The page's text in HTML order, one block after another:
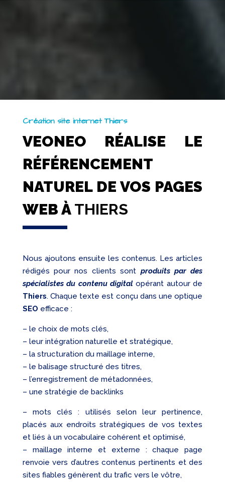
Création site internet Thiers
VEONEO RÉALISE LE
RÉFÉRENCEMENT
NATUREL DE VOS PAGES
WEB À THIERS
Nous ajoutons ensuite les contenus. Les articles
rédigés pour nos clients sont produits par des
spécialistes du contenu digital opérant autour de
Thiers. Chaque texte est conçu dans une optique
SEO efficace :
– le choix de mots clés,
– leur intégration naturelle et stratégique,
– la structuration du maillage interne,
– le balisage structuré des titres,
– l’enregistrement de métadonnées,
– une stratégie de backlinks
– mots clés : utilisés selon leur pertinence,
placés aux endroits stratégiques de vos textes
et liés à un vocabulaire cohérent et optimisé,
– maillage interne et externe : chaque page
renvoie vers d’autres contenus pertinents et des
sites fiables génèrent du trafic vers le vôtre,